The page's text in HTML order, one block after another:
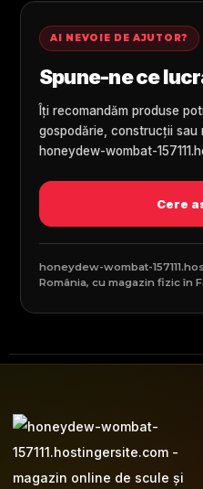
AI NEVOIE DE AJUTOR?
Spune-ne ce
Îți recomandăm produse
gospodărie, construcții sau
honeydew-wombat-
Cere
honeydew-wombat-
România, cu magazin fizic în